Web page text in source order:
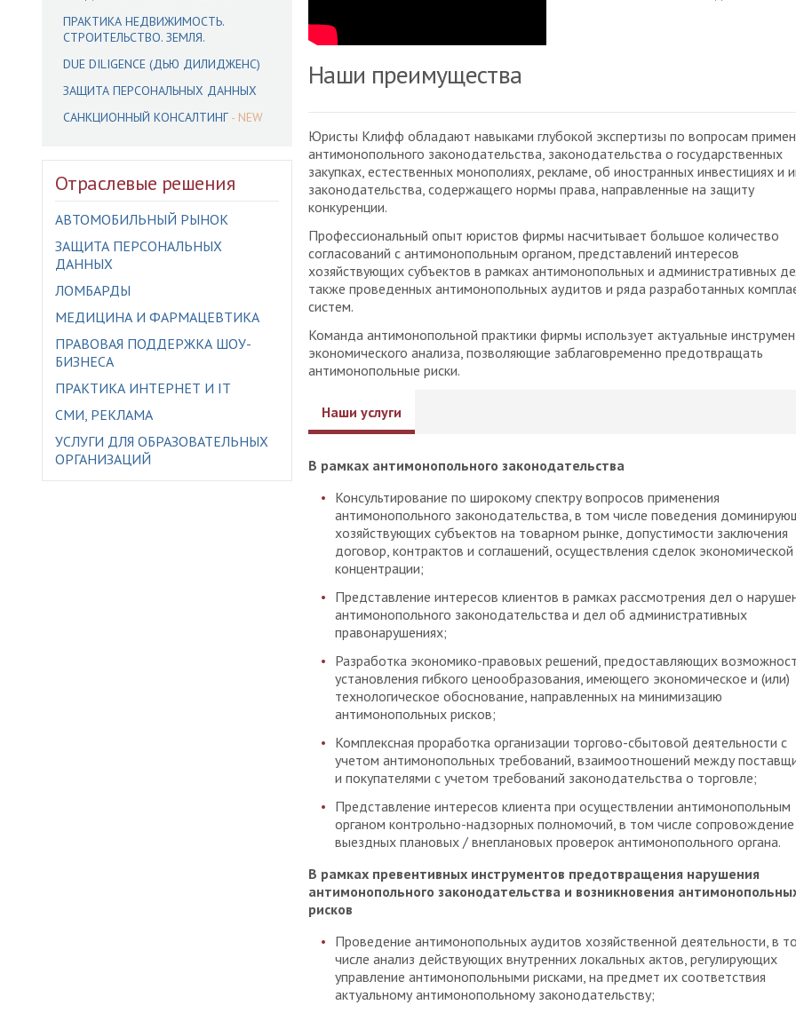
ПРАКТИКА НЕДВИЖИМОСТЬ.
СТРОИТЕЛЬСТВО. ЗЕМЛЯ.
DUE DILIGENCE (ДЬЮ ДИЛИДЖЕНС)
ЗАЩИТА ПЕРСОНАЛЬНЫХ ДАННЫХ
САНКЦИОННЫЙ КОНСАЛТИНГ
Отраслевые решения
АВТОМОБИЛЬНЫЙ РЫНОК
ЗАЩИТА ПЕРСОНАЛЬНЫХ
ДАННЫХ
ЛОМБАРДЫ
МЕДИЦИНА И ФАРМАЦЕВТИКА
ПРАВОВАЯ ПОДДЕРЖКА ШОУ-
БИЗНЕСА
ПРАКТИКА ИНТЕРНЕТ И IT
СМИ, РЕКЛАМА
УСЛУГИ ДЛЯ ОБРАЗОВАТЕЛЬНЫХ
ОРГАНИЗАЦИЙ
Наши преимущества
Юристы Клифф обладают навыками глубокой экспертизы по вопросам
антимонопольного законодательства, законодательства о государственных
закупках, естественных монополиях, рекламе, об иностранных инвестициях и
законодательства, содержащего нормы права, направленные на защиту
конкуренции.
Профессиональный опыт юристов фирмы насчитывает большое количество
согласований с антимонопольным органом, представлений интересов
хозяйствующих субъектов в рамках антимонопольных и административных
также проведенных антимонопольных аудитов и ряда разработанных
систем.
Команда антимонопольной практики фирмы использует актуальные
экономического анализа, позволяющие заблаговременно предотвращать
антимонопольные риски.
Наши услуги
В рамках антимонопольного законодательства
Консультирование по широкому спектру вопросов применения
антимонопольного законодательства, в том числе поведения
хозяйствующих субъектов на товарном рынке, допустимости заключения
договор, контрактов и соглашений, осуществления сделок экономической
концентрации;
Представление интересов клиентов в рамках рассмотрения дел о
антимонопольного законодательства и дел об административных
правонарушениях;
Разработка экономико-правовых решений, предоставляющих
установления гибкого ценообразования, имеющего экономическое и (или)
технологическое обоснование, направленных на минимизацию
антимонопольных рисков;
Комплексная проработка организации торгово-сбытовой деятельности с
учетом антимонопольных требований, взаимоотношений между
и покупателями с учетом требований законодательства о торговле;
Представление интересов клиента при осуществлении антимонопольным
органом контрольно-надзорных полномочий, в том числе сопровождение
выездных плановых / внеплановых проверок антимонопольного органа.
В рамках превентивных инструментов предотвращения нарушения
антимонопольного законодательства и возникновения
рисков
Проведение антимонопольных аудитов хозяйственной деятельности, в
числе анализ действующих внутренних локальных актов, регулирующих
управление антимонопольными рисками, на предмет их соответствия
актуальному антимонопольному законодательству;